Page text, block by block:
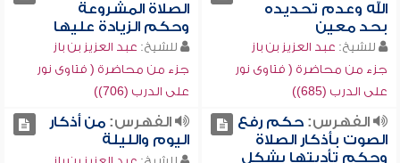
الله وعدم تحديده
بحد معين
للشيخ: عبد العزيز بن باز
جزء من محاضرة ( فتاوى نور
على الدرب (685))
الصلاة المشروعة
وحكم الزيادة عليها
للشيخ: عبد العزيز بن باز
جزء من محاضرة ( فتاوى نور
على الدرب (706))
الفهرس:حكم رفع
الصوت بأذكار الصلاة
وحكم تأديتها بشكل
الفهرس:من أذكار
اليوم والليلة